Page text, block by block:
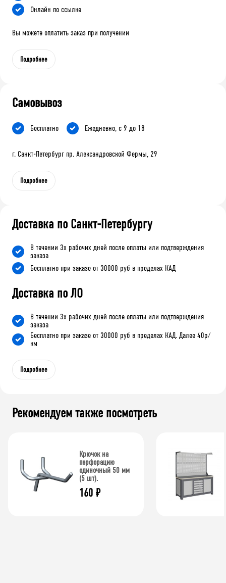
Онлайн по ссылке
Вы можете оплатить заказ при получении
Подробнее
Самовывоз
Бесплатно Ежедневно, с 9 до 18
г. Санкт-Петербург пр. Александровской Фермы, 29
Подробнее
Доставка по Санкт-Петербургу
В течении 3х рабочих дней после оплаты или подтверждения
заказа
Бесплатно при заказе от 30000 руб в пределах КАД
Доставка по ЛО
В течении 3х рабочих дней после оплаты или подтверждения
заказа
Бесплатно при заказе от 30000 руб в пределах КАД. Далее 40р/
км
Подробнее
Рекомендуем также посмотреть
Крючок на
перфорацию
одиночный 50 мм
(5 шт).
160 ₽